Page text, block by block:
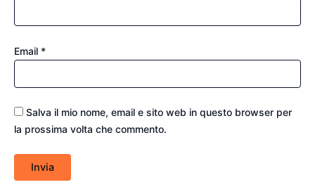
Email *
Salva il mio nome, email e sito web in questo browser per
la prossima volta che commento.